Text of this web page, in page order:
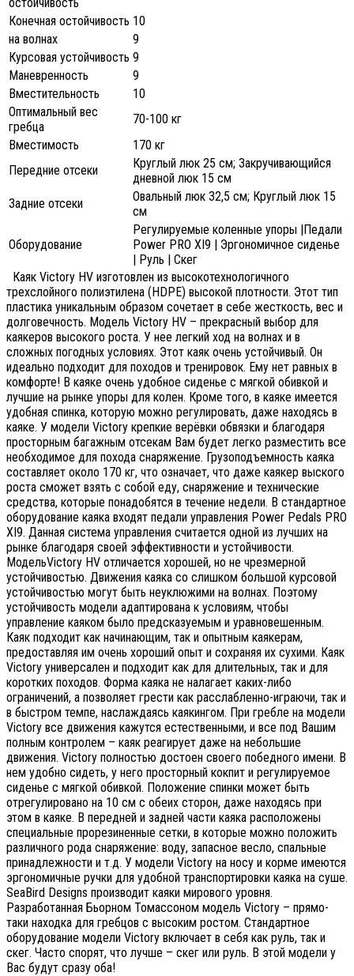
Конечная остойчивость 10
на волнах
9
Курсовая устойчивость 9
Маневренность
9
Вместительность
10
Оптимальный вес
гребца
70-100 кг
Вместимость
170 кг
Передние отсеки
Круглый люк 25 см; Закручивающийся
дневной люк 15 см
Задние отсеки
Овальный люк 32,5 см; Круглый люк 15
см
Оборудование
Регулируемые коленные упоры |Педали
Power PRO XI9 | Эргономичное сиденье
| Руль | Скег
Каяк Victory HV изготовлен из высокотехнологичного
трехслойного полиэтилена (HDPE) высокой плотности. Этот тип
пластика уникальным образом сочетает в себе жесткость, вес и
долговечность. Модель Victory HV – прекрасный выбор для
каякеров высокого роста. У нее легкий ход на волнах и в
сложных погодных условиях. Этот каяк очень устойчивый. Он
идеально подходит для походов и тренировок. Ему нет равных в
комфорте! В каяке очень удобное сиденье с мягкой обивкой и
лучшие на рынке упоры для колен. Кроме того, в каяке имеется
удобная спинка, которую можно регулировать, даже находясь в
каяке. У модели Victory крепкие верёвки обвязки и благодаря
просторным багажным отсекам Вам будет легко разместить все
необходимое для похода снаряжение. Грузоподъемность каяка
составляет около 170 кг, что означает, что даже каякер выского
роста сможет взять с собой еду, снаряжение и технические
средства, которые понадобятся в течение недели. В стандартное
оборудование каяка входят педали управления Power Pedals PRO
XI9. Данная система управления считается одной из лучших на
рынке благодаря своей эффективности и устойчивости.
МодельVictory HV отличается хорошей, но не чрезмерной
устойчивостью. Движения каяка со слишком большой курсовой
устойчивостью могут быть неуклюжими на волнах. Поэтому
устойчивость модели адаптирована к условиям, чтобы
управление каяком было предсказуемым и уравновешенным.
Каяк подходит как начинающим, так и опытным каякерам,
предоставляя им очень хороший опыт и сохраняя их сухими. Каяк
Victory универсален и подходит как для длительных, так и для
коротких походов. Форма каяка не налагает каких-либо
ограничений, а позволяет грести как расслабленно-играючи, так и
в быстром темпе, наслаждаясь каякингом. При гребле на модели
Victory все движения кажутся естественными, и все под Вашим
полным контролем – каяк реагирует даже на небольшие
движения. Victory полностью достоен своего победного имени. В
нем удобно сидеть, у него просторный кокпит и регулируемое
сиденье с мягкой обивкой. Положение спинки может быть
отрегулировано на 10 см с обеих сторон, даже находясь при
этом в каяке. В передней и задней части каяка расположены
специальные прорезиненные сетки, в которые можно положить
различного рода снаряжение: воду, запасное весло, спальные
принадлежности и т.д. У модели Victory на носу и корме имеются
эргономичные ручки для удобной транспортировки каяка на суше.
SeaBird Designs производит каяки мирового уровня.
Разработанная Бьорном Томассоном модель Victory – прямо-
таки находка для гребцов с высоким ростом. Стандартное
оборудование модели Victory включает в себя как руль, так и
скег. Часто спорят, что лучше – скег или руль. В этой модели у
Вас будут сразу оба!